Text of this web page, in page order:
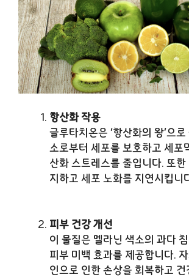
항산화 작용
글루타치온은 ‘항산화의 왕’으
소로부터 세포를 보호하고 세포
산화 스트레스를 줄입니다. 또
지하고 세포 노화를 지연시킵니
피부 건강 개선
이 물질은 멜라닌 색소의 과다
피부 미백 효과를 제공합니다.
인으로 인한 손상을 회복하고 건